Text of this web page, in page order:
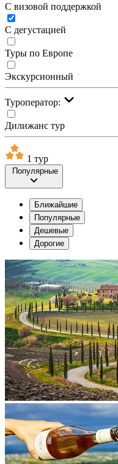
С визовой поддержкой
С дегустацией
Туры по Европе
Экскурсионный
Туроператор:
Дилижанс тур
1 тур
Популярные
Ближайшие
Популярные
Дешевые
Дорогие